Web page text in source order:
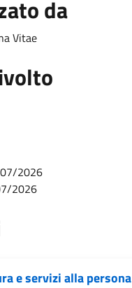
da
Vitae
2026
2026
e servizi alla persona